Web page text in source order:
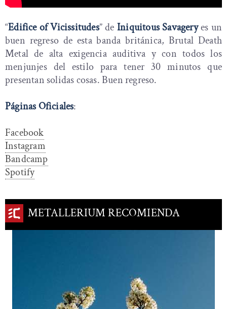
“Edifice of Vicissitudes” de Iniquitous Savageryes un
buen regreso de esta banda británica, Brutal Death
Metal de alta exigencia auditiva y con todos los
menjunjes del estilo para tener 30 minutos que
presentan solidas cosas. Buen regreso.
Páginas Oficiales:
Facebook
Instagram
Bandcamp
Spotify
METALLERIUM RECOMIENDA